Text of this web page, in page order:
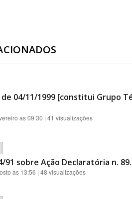
de 04/11/1999 [constitui Grupo
as 09:30 | 41 visualizações
91 sobre Ação Declaratória n.
as 13:56 | 48 visualizações